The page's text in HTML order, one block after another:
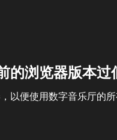
的浏览器版本过
以便使用数字音乐厅的所